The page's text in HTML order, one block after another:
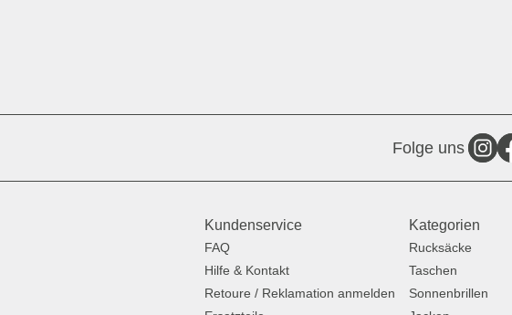
Folge uns
Kundenservice
FAQ
Hilfe & Kontakt
Retoure / Reklamation anmelden
Kategorien
Rucksäcke
Taschen
Sonnenbrillen